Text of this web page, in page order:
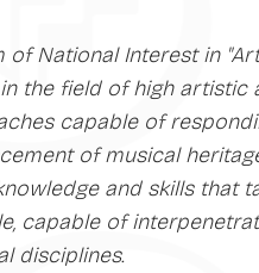
of National Interest in
the field of high
capable of
of musical
and skills that
capable of
disciplines.